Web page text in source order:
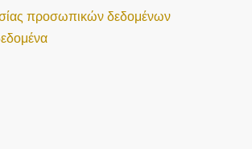
προσωπικών δεδομένων